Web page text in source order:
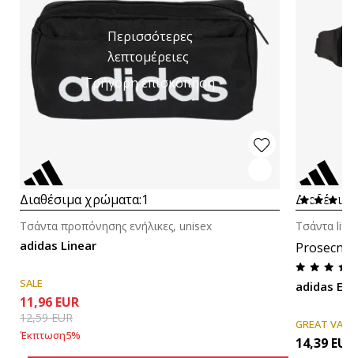
Περισσότερες
λεπτομέρειες
Γρήγορη επισκόπηση
Διαθέσιμα χρώματα:1
adidas Linear
Τσάντα προπόνησης ενήλικες, unisex
SALE
11,96 EUR
12,59EUR
Έκπτωση5%
adidas
Τσάντα
GREAT
14,39 EUR